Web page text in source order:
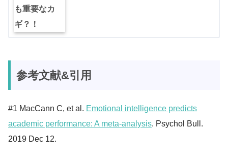
参考文献&引用
#1 MacCann C, et al. Emotional intelligence predicts
academic performance: A meta-analysis. Psychol Bull.
2019 Dec 12.